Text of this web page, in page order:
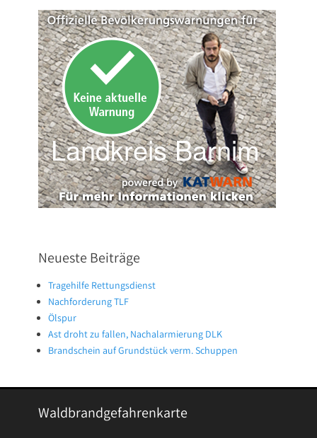
Neueste Beiträge
Tragehilfe Rettungsdienst
Nachforderung TLF
Ölspur
Ast droht zu fallen, Nachalarmierung DLK
Brandschein auf Grundstück verm. Schuppen
Waldbrandgefahrenkarte